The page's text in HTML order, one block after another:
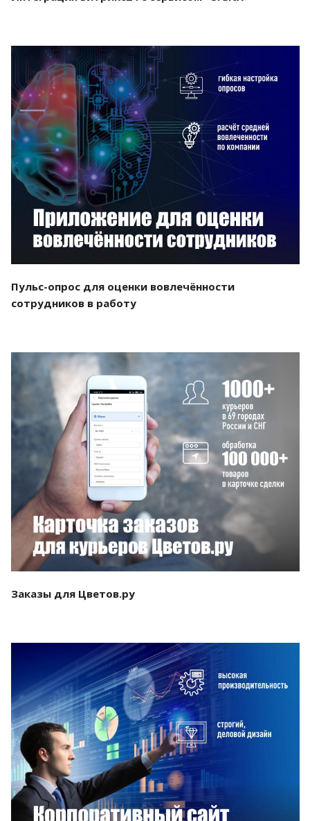
Смотреть проект
Пульс-опрос для оценки вовлечённости
сотрудников в работу
Смотреть проект
Заказы для Цветов.ру
Смотреть проект